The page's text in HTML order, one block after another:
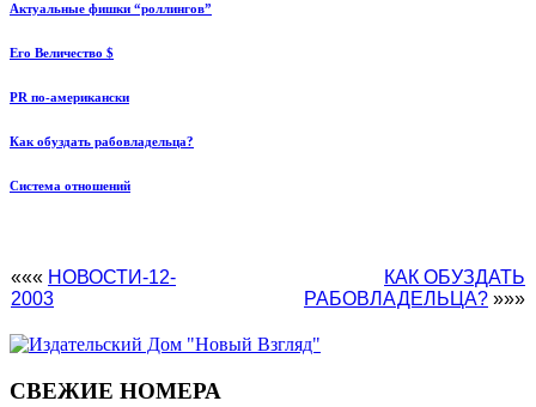
Актуальные фишки “роллингов”
Его Величество $
PR по-американски
Как обуздать рабовладельца?
Система отношений
««« НОВОСТИ-12-
2003
КАК ОБУЗДАТЬ
РАБОВЛАДЕЛЬЦА? »»»
СВЕЖИЕ НОМЕРА